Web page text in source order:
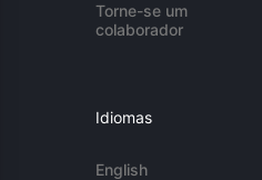
Torne-se um
colaborador
Idiomas
English